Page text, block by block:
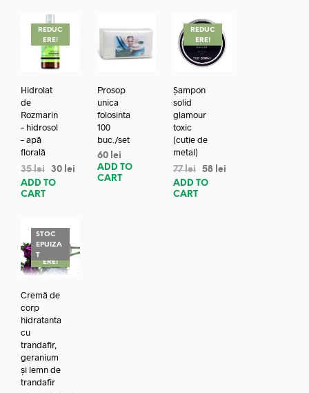
REDUC
ERE!
Hidrolat
de
Rozmarin
– hidrosol
– apă
florală
35lei 30 lei
ADD TO
CART
Prosop
unica
folosinta
100
buc./set
60 lei
ADD TO
CART
REDUC
ERE!
Șampon
solid
glamour
toxic
(cutie de
metal)
77lei 58 lei
ADD TO
CART
STOC
EPUIZA
TREDUC
ERE!
Cremă de
corp
hidratanta
cu
trandafir,
geranium
și lemn de
trandafir